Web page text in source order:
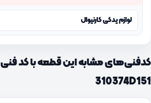
لوازم یدکی کارنیوال
کدفنی‌های مشابه این قطعه با کد فنی
310374D151